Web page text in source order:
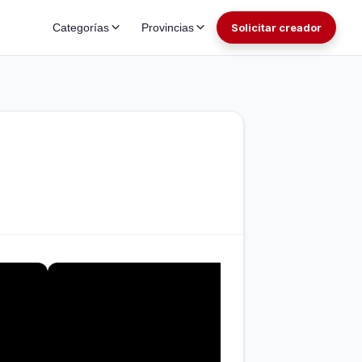
Categorías Provincias Solicitar creador